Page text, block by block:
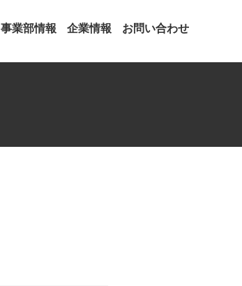
事業部情報 企業情報 お問い合わせ